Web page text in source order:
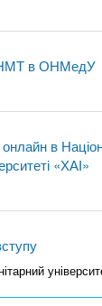
НМТ в ОНМедУ
онлайн в
«ХАІ»